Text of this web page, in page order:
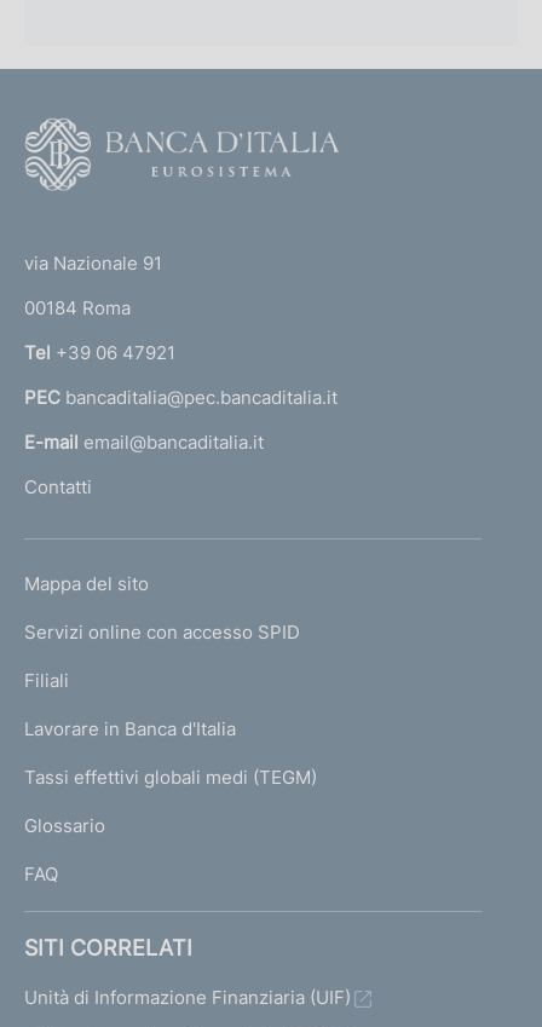
o
o
n
i
m
e
n
t
o
r
n
a
l
'
m
e
a
g
via Nazionale 91
00184 Roma
Tel +39 06 47921
PEC bancaditalia@pec.bancaditalia.it
E-mail email@bancaditalia.it
Contatti
L
N
K
T
I
I
Mappa del sito
Servizi online con accesso SPID
Filiali
Lavorare in Banca d'Italia
Tassi effettivi globali medi (TEGM)
Glossario
FAQ
SITI CORRELATI
Unità di Informazione Finanziaria (UIF)